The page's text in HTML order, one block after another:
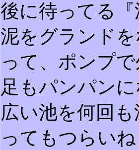
後に待ってる
泥をグランド
って、ポンプ
足もパンパン
広い池を何回
ってもつらい